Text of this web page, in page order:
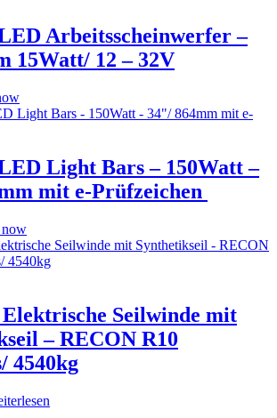
Arbeitsscheinwerfer –
15Watt/ 12 – 32V
Light Bars – 150Watt –
mit e-Prüfzeichen
Seilwinde mit
– RECON R10
4540kg